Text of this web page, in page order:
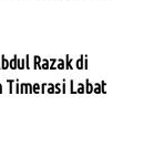
Razak di
Timerasi Labat